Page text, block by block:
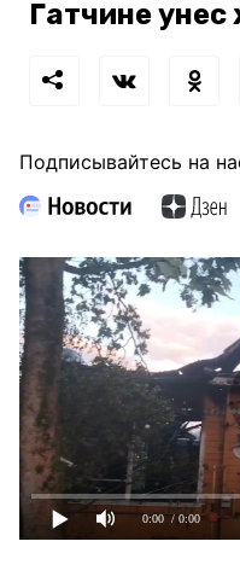
Гатчине
Подписывайтесь на
0:00 / 0:00